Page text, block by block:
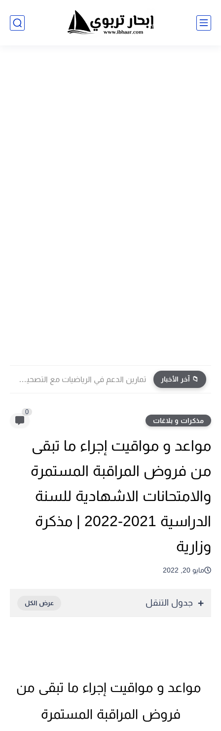
📁 آخر الأخبار تمارين الدعم في الرياضيات مع التصحيح | جميع الوحدات...
مذكرات و بلاغات
0
مواعد و مواقيت إجراء ما تبقى
من فروض المراقبة المستمرة
والامتحانات الاشهادية للسنة
الدراسية 2021-2022 | مذكرة
وزارية
مايو 20, 2022
جدول التنقل
مواعد و مواقيت إجراء ما تبقى من
فروض المراقبة المستمرة